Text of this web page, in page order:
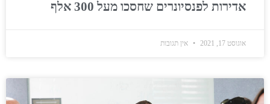
אדירות לפנסיונרים שחסכו מעל 300 אלף
אוגוסט 17, 2021 אין תגובות